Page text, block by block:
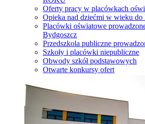
Oferty pracy w placówkach
Opieka nad dziećmi w wieku do
Placówki oświatowe
Bydgoszcz
Przedszkola publiczne
Szkoły i placówki niepubliczne
Obwody szkół podstawowych
Otwarte konkursy ofert